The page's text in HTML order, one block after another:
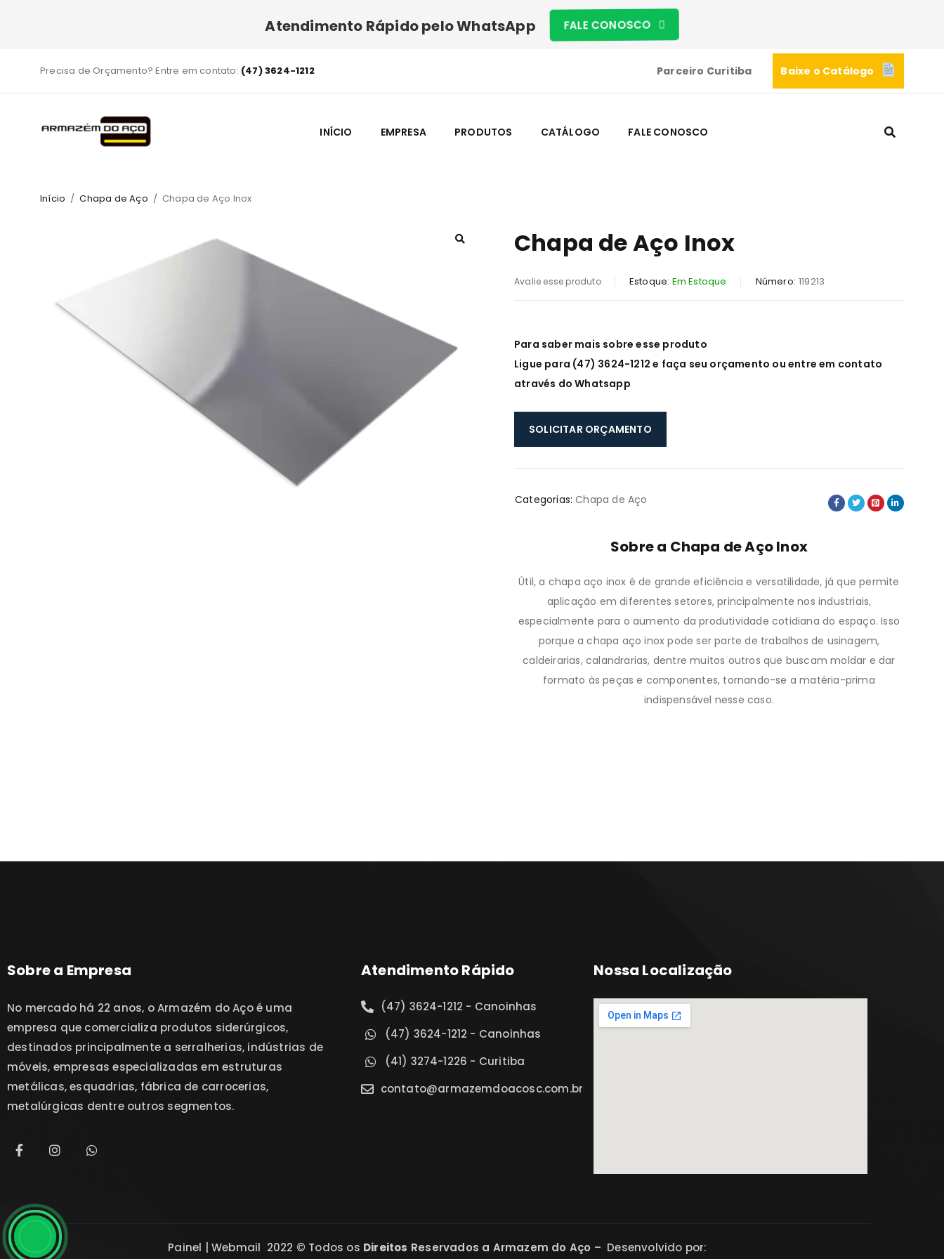
Atendimento Rápido pelo WhatsApp FALE CONOSCO
Precisa de Orçamento? Entre em contato: (47) 3624-1212 Parceiro Curitiba Baixe o Catálogo
INÍCIO EMPRESA PRODUTOS CATÁLOGO FALE CONOSCO
Início / Chapa de Aço / Chapa de Aço Inox
Chapa de Aço Inox
Avalie esse produto Estoque: Em Estoque Número: 119213
Para saber mais sobre esse produto
Ligue para (47) 3624-1212 e faça seu orçamento ou entre em contato
através do Whatsapp
SOLICITAR ORÇAMENTO
Categorias: Chapa de Aço
Sobre a Chapa de Aço Inox
Útil, a chapa aço inox é de grande eficiência e versatilidade, já que permite
aplicação em diferentes setores, principalmente nos industriais,
especialmente para o aumento da produtividade cotidiana do espaço. Isso
porque a chapa aço inox pode ser parte de trabalhos de usinagem,
caldeirarias, calandrarias, dentre muitos outros que buscam moldar e dar
formato às peças e componentes, tornando-se a matéria-prima
indispensável nesse caso.
Sobre a Empresa
No mercado há 22 anos, o Armazém do Aço é uma
empresa que comercializa produtos siderúrgicos,
destinados principalmente a serralherias, indústrias de
móveis, empresas especializadas em estruturas
metálicas, esquadrias, fábrica de carrocerias,
metalúrgicas dentre outros segmentos.
Atendimento Rápido
(47) 3624-1212 - Canoinhas
(47) 3624-1212 - Canoinhas
(41) 3274-1226 - Curitiba
contato@armazemdoacosc.com.br
Nossa Localização
Painel Webmail 2022 © Todos os Direitos Reservados a Armazem do Aço – Desenvolvido por: